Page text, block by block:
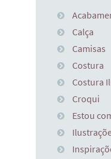
Calça
Camisas
Costura
Costura
Croqui
Estou